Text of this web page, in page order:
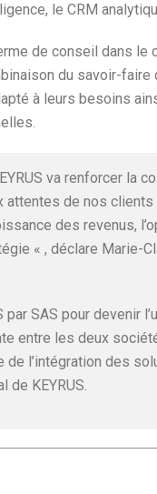
le CRM
de conseil dans
du savoir-
à leurs besoins
va renforcer la
attentes de nos
des revenus,
« , déclare Marie-
par SAS pour devenir
entre les deux
l’intégration des
de KEYRUS.